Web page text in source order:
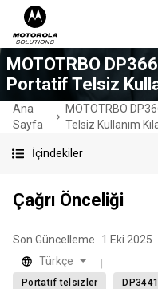
MOTOTRBO
Portatif Telsiz
Ana
Sayfa
MOTOTRBO
Telsiz Kullanım
İçindekiler
Çağrı Önceliği
Son Güncelleme 1 Eki 2025
Türkçe
Portatif telsizler DP3441